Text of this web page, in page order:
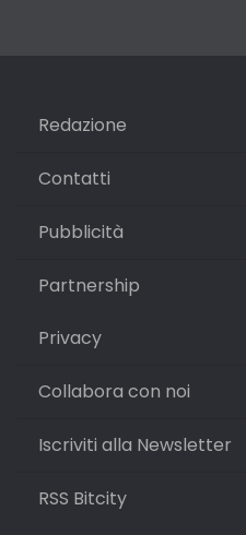
Redazione
Contatti
Pubblicità
Partnership
Privacy
Collabora con noi
Iscriviti alla Newsletter
RSS Bitcity